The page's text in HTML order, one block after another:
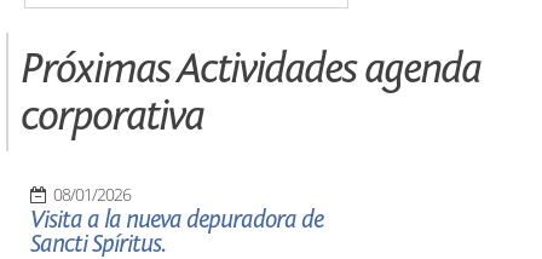
Próximas Actividades agenda
corporativa
08/01/2026
Visita a la nueva depuradora de
Sancti Spíritus.